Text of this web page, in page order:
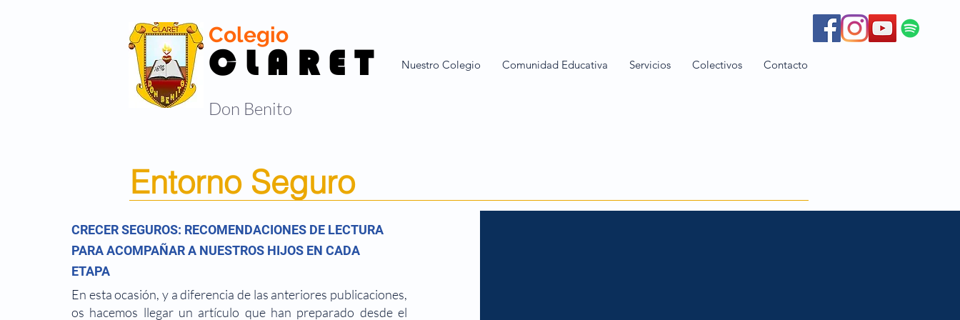
Colegio
C L A R E T Nuestro Colegio Comunidad Educativa Servicios Colectivos Contacto
Don Benito
Entorno Seguro
CRECER SEGUROS: RECOMENDACIONES DE LECTURA
PARA ACOMPAÑAR A NUESTROS HIJOS EN CADA
ETAPA
En esta ocasión, y a diferencia de las anteriores publicaciones,
os hacemos llegar un artículo que han preparado desde el